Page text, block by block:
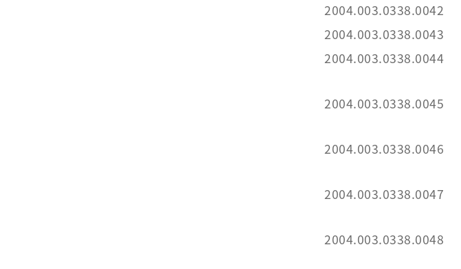
2004.003.0338.0042
2004.003.0338.0043
2004.003.0338.0044
2004.003.0338.0045
2004.003.0338.0046
2004.003.0338.0047
2004.003.0338.0048